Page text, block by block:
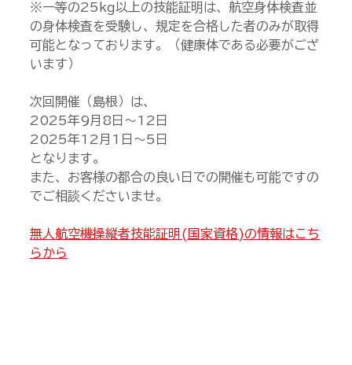
※一等の25kg以上の技能証明は、航空身体検査並
の身体検査を受験し、規定を合格した者のみが取得
可能となっております。（健康体である必要がござ
います）
次回開催（島根）は、
2025年9月8日～12日
2025年12月1日～5日
となります。
また、お客様の都合の良い日での開催も可能ですの
でご相談くださいませ。
無人航空機操縦者技能証明(国家資格)の情報はこち
らから